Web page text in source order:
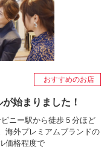
おすすめのお店
始まりました！
ニー駅から徒歩５分ほど
海外プレミアムブランドの
価格程度で